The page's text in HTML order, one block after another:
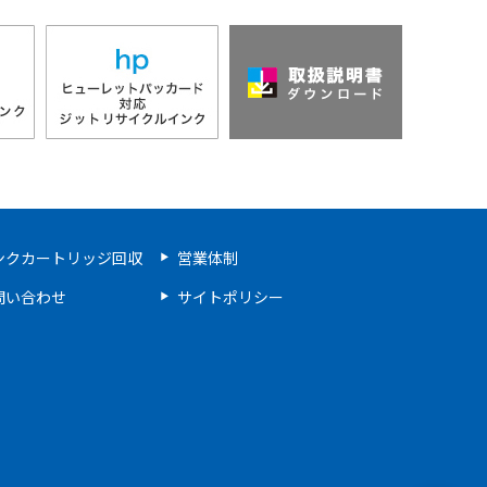
クカートリッジ回収
営業体制
い合わせ
サイトポリシー